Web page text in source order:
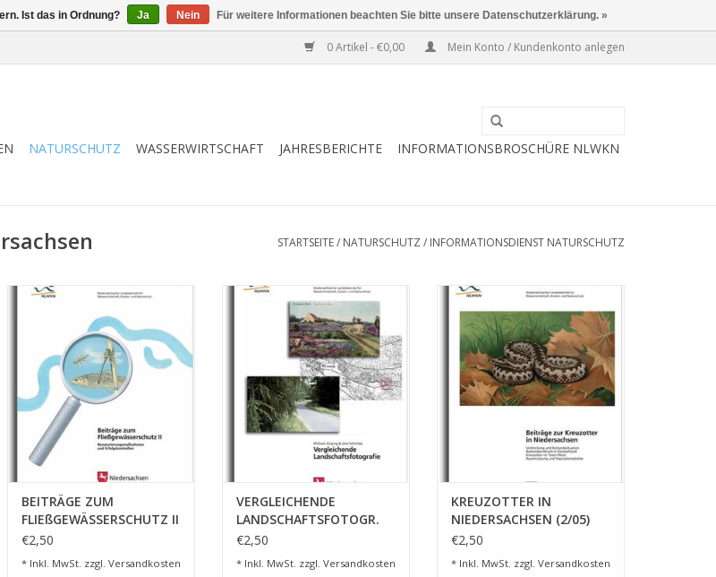
0 Artikel - €0,00 Mein Konto / Kundenkonto anlegen
NATURSCHUTZ WASSERWIRTSCHAFT JAHRESBERICHTE INFORMATIONSBROSCHÜRE NLWKN
STARTSEITE/ NATURSCHUTZ / INFORMATIONSDIENST NATURSCHUTZ
BEITRÄGE ZUM
ZUM WARENKORB HINZUFÜGEN
BEITRÄGE ZUM
FLIEßGEWÄSSERSCHUTZ II
(2/06)
€2,50
* Inkl. MwSt. zzgl. Versandkosten
VERGLEICHENDE
LANDSCHAFTSFOTOGR. (4/05)
ZUM WARENKORB HINZUFÜGEN
VERGLEICHENDE
LANDSCHAFTSFOTOGR.
(4/05)
€2,50
* Inkl. MwSt. zzgl. Versandkosten
KREUZOTTER IN NIEDERSACHSEN
(2/05)
ZUM WARENKORB HINZUFÜGEN
KREUZOTTER IN
NIEDERSACHSEN (2/05)
€2,50
* Inkl. MwSt. zzgl. Versandkosten
Ist das in Ordnung? Ja Nein Für weitere Informationen beachten Sie bitte unsere Datenschutzerklärung. »